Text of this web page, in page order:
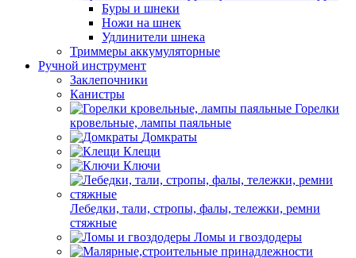
Буры и шнеки
Ножи на шнек
Удлинители шнека
Триммеры аккумуляторные
Ручной инструмент
Заклепочники
Канистры
Горелки
кровельные, лампы паяльные
Домкраты
Клещи
Ключи
Лебедки, тали, стропы, фалы, тележки, ремни
стяжные
Ломы и гвоздодеры